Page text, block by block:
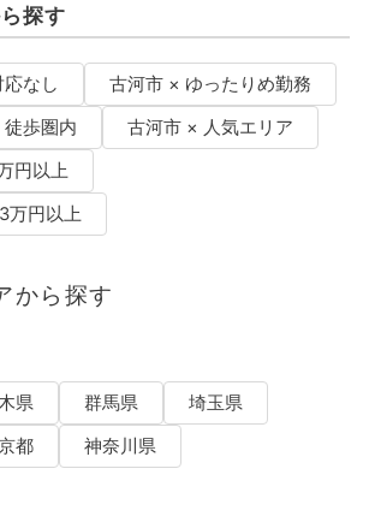
探す
なし
古河市 × ゆったりめ勤務
歩圏内
古河市 × 人気エリア
円以上
万円以上
から探す
県 群馬県
埼玉県
都 神奈川県